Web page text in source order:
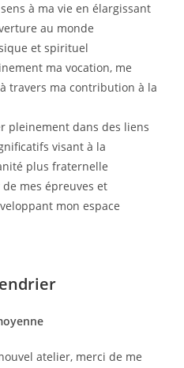
à ma vie en élargissant
au monde
et spirituel
ma vocation, me
travers ma contribution à la
pleinement dans des liens
visant à la
plus fraternelle
mes épreuves et
mon espace
atelier, merci de me